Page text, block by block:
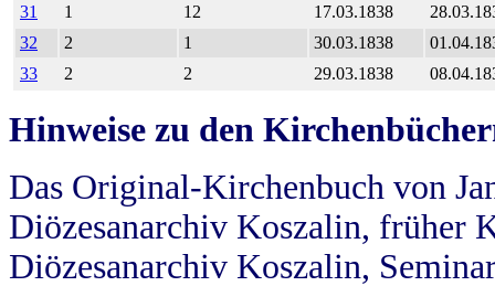
31
1 12 17.03.1838
32
2 1 30.03.1838
33
2 2 29.03.1838
Hinweise zu den
Das Original-Kirchenbuch von
Diözesanarchiv Koszalin, früher
Diözesanarchiv Koszalin,